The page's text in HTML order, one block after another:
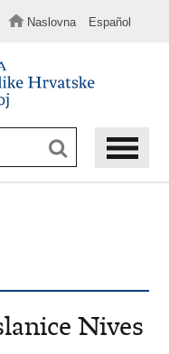
Naslovna Español
Nives